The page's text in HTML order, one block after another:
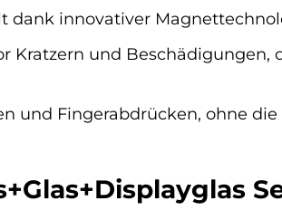
dank innovativer
Kratzern und Beschädigungen,
und Fingerabdrücken, ohne die